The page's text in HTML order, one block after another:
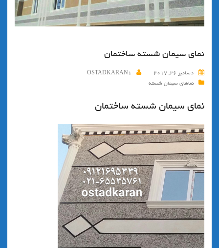
نمای سیمان شسته ساختمان
دسامبر 26, 2017
OSTADKARAN1
نماهای سیمان شسته
نمای سیمان شسته ساختمان